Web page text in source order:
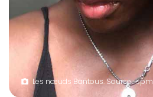
Les nœuds Bantous. Source : spm